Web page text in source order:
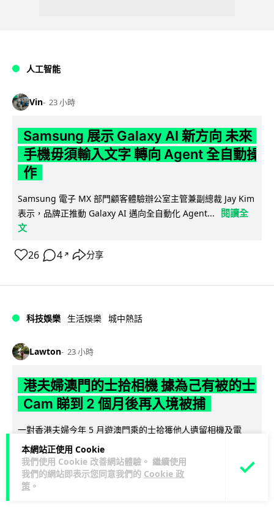
本網站正使用 Cookie
我們使用 Cookie 改善網站體驗。 繼續使用
我們的網站即表示您同意我們的 Cookie 政
策 。
人工智能
Vin 23 小時
Samsung 展示 Galaxy AI 新方向 未來
手機毋須輸入文字 轉向 Agent 全自動操
作
Samsung 電子 MX 部門顧客體驗辦公室主管兼副總裁 Jay Kim
表示，品牌正推動 Galaxy AI 邁向全自動化 Agent...
閱讀全
文
26 4 ↗ 分享
科技娛樂 生活娛樂 城中熱話
Lawton 23 小時
港夫婦澳門的士拾相機 據為己有被的士
Cam 睇到 2 個月後再入境被捕
一對香港夫婦今年 5 月遊澳門乘的士拾獲他人遺留相機及電
池，拾遺不報並帶返香港自用。兩人本月 2 日經港珠澳大橋再
次入境澳門時，被治安警察局...
閱讀全文
506